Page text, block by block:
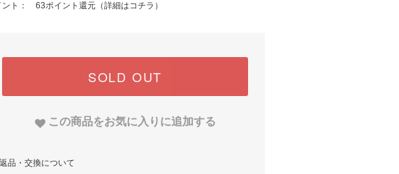
ント： 63ポイント還元（詳細はコチラ ）
SOLD OUT
この商品をお気に入りに追加する
返品・交換について